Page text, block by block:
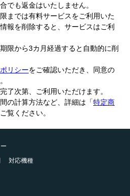
でも返金はいたしません。
までは有料サービスをご利用いた
報を削除すると、サービスはご利
限から3カ月経過すると自動的に削
リシーをご確認いただき、同意の
了次第、ご利用いただけます。
の計算方法など、詳細は「特定商
覧ください。
対応機種